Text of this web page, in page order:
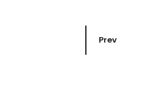
Prev